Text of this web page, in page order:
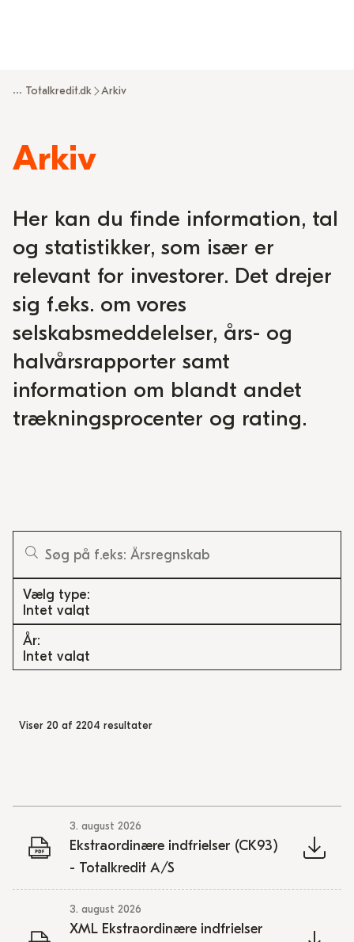
... Totalkredit.dk Arkiv
Arkiv
Her kan du finde information, tal
og statistikker, som især er
relevant for investorer. Det drejer
sig f.eks. om vores
selskabsmeddelelser, års- og
halvårsrapporter samt
information om blandt andet
trækningsprocenter og rating.
Vælg type
Intet valgt
År
Intet valgt
Viser 20 af 2204 resultater
3. august 2026
Ekstraordinære indfrielser (CK93)
- Totalkredit A/S
3. august 2026
XML Ekstraordinære indfrielser